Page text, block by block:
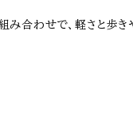
み合わせで、軽さと歩き